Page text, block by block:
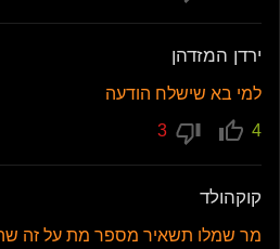
ירדן המזדהן
למי בא שישלח הודעה
4
קוקהולד
מר שמלו תשאיר מספר מת על זה